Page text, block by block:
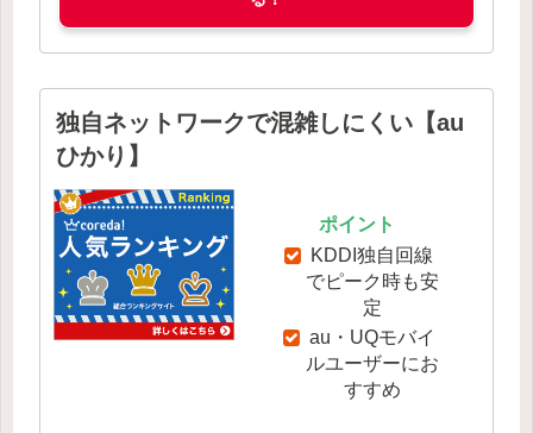
独自ネットワークで混雑しにくい【au
ひかり】
ポイント
KDDI独自回線
でピーク時も安
定
au・UQモバイ
ルユーザーにお
すすめ